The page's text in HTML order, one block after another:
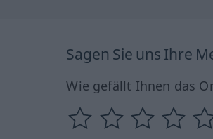
Sagen Sie uns Ihre
Wie gefällt Ihnen das